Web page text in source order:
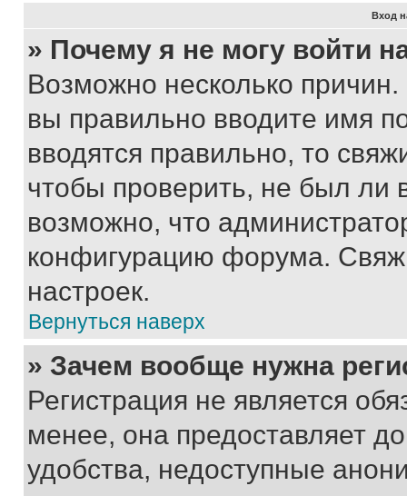
Вход
» Почему я не могу войти
Возможно несколько
вы правильно вводите имя
вводятся правильно, то
чтобы проверить, не был ли
возможно, что
конфигурацию форума.
настроек.
Вернуться наверх
» Зачем вообще нужна
Регистрация не является
менее, она предоставляет
удобства, недоступные